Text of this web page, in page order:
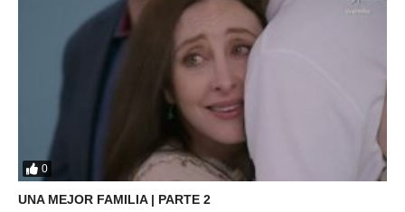
0
UNA MEJOR FAMILIA | PARTE 2